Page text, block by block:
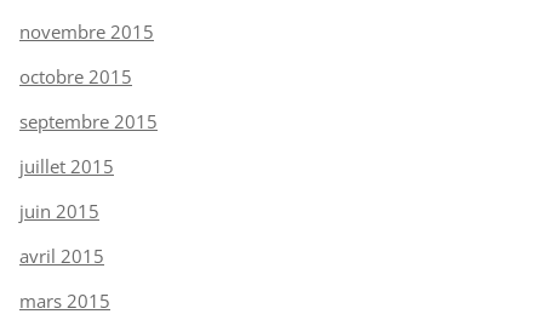
novembre 2015
octobre 2015
septembre 2015
juillet 2015
juin 2015
avril 2015
mars 2015